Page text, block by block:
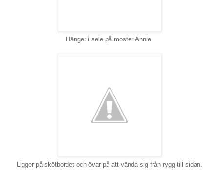
Hänger i sele på moster Annie.
Ligger på skötbordet och övar på att vända sig från rygg till sidan.